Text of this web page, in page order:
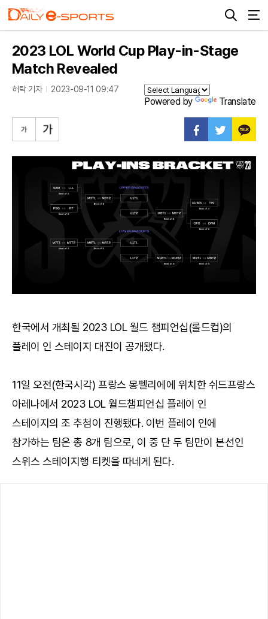
2023 LOL World Cup Play-in-Stage
Match Revealed
허탁 기자 2023-09-11 09:47
Powered by Translate
한국에서 개최될 2023 LOL 월드 챔피언십(롤드컵)의
플레이 인 스테이지 대진이 공개됐다.
11일 오전(한국시각) 프랑스 몽펠리에에 위치한 쉬드프랑스
아레나에서 2023 LOL 월드챔피언십 플레이 인
스테이지의 조 추첨이 진행됐다. 이번 플레이 인에
참가하는 팀은 총 8개 팀으로, 이 중 단 두 팀만이 본선인
스위스 스테이지행 티켓을 따네게 된다.